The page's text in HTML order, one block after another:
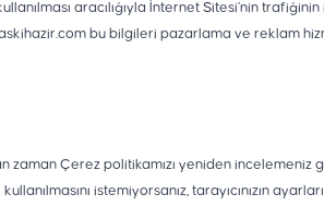
aracılığıyla İnternet Sitesi’nin
bu bilgileri pazarlama ve reklam
Çerez politikamızı yeniden incelemeniz
istemiyorsanız, tarayıcınızın